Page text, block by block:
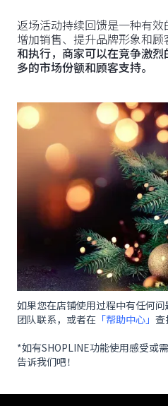
返场活动持续回馈是一种有
增加销售、提升品牌形象和顾
和执行，商家可以在竞争激
多的市场份额和顾客支持。
如果您在店铺使用过程中有任何
团队联系，或者在 「帮助中心」 查
*如有SHOPLINE功能使用感受或
告诉我们吧！